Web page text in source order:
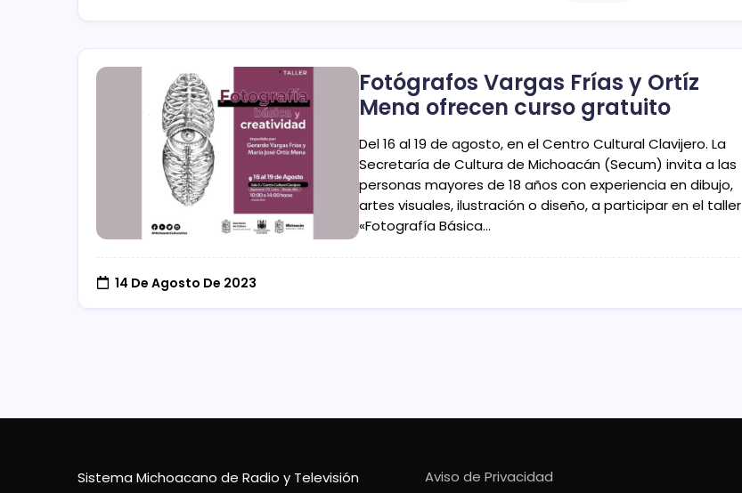
Fotógrafos Vargas Frías y Ortíz
Mena ofrecen curso gratuito
Del 16 al 19 de agosto, en el Centro Cultural Clavijero. La
Secretaría de Cultura de Michoacán (Secum) invita a las
personas mayores de 18 años con experiencia en dibujo,
artes visuales, ilustración o diseño, a participar en el taller
«Fotografía Básica…
14 De Agosto De 2023
Sistema Michoacano de Radio y Televisión
Aviso de Privacidad